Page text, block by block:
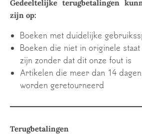
Gedeeltelijke terugbetalingen
zijn op:
Boeken met duidelijke
Boeken die niet in originele
zijn zonder dat dit onze fout is
Artikelen die meer dan 14
worden geretourneerd
Terugbetalingen